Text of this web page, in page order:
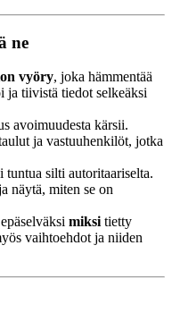
ne
vyöry, joka hämmentää
ja tiivistä tiedot selkeäksi
avoimuudesta kärsii.
ja vastuuhenkilöt, jotka
silti autoritaariselta.
näytä, miten se on
miksi tietty
vaihtoehdot ja niiden